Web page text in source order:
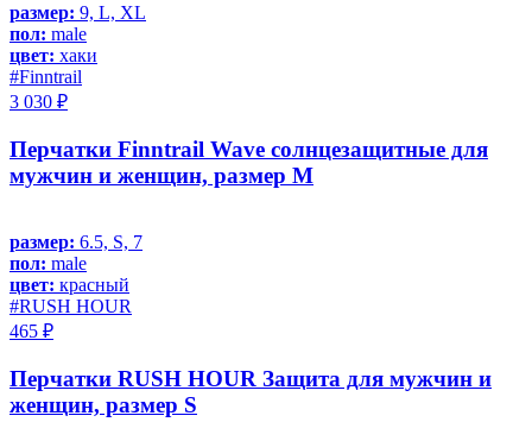
размер: 9, L, XL
пол: male
цвет: хаки
#Finntrail
3 030 ₽
Перчатки Finntrail Wave солнцезащитные для
мужчин и женщин, размер M
размер: 6.5, S, 7
пол: male
цвет: красный
#RUSH HOUR
465 ₽
Перчатки RUSH HOUR Защита для мужчин и
женщин, размер S